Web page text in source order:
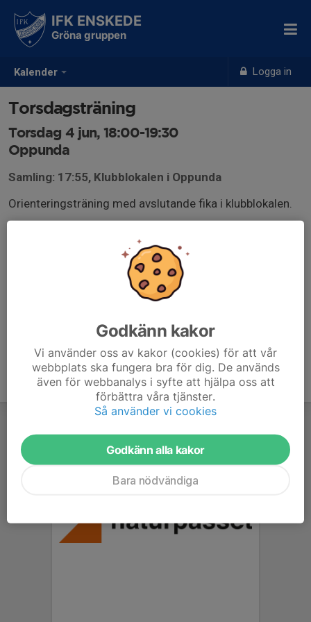
Kalender Logga in
IFK ENSKEDE
Gröna gruppen
Torsdagsträning
Torsdag 4 jun, 18:00-19:30
Oppunda
Samling: 17:55, Klubblokalen i Oppunda
Orienteringsträning med avslutande fika i klubblokalen.
Godkänn kakor
Vi använder oss av kakor (cookies) för att vår
webbplats ska fungera bra för dig. De används
även för webbanalys i syfte att hjälpa oss att
förbättra våra tjänster.
Så använder vi cookies
Godkänn alla kakor
Bara nödvändiga